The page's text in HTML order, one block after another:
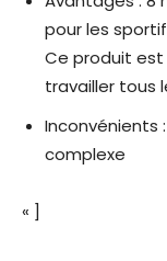
pour les
Ce produit
travailler tous
Inconvénients
complexe
« ]